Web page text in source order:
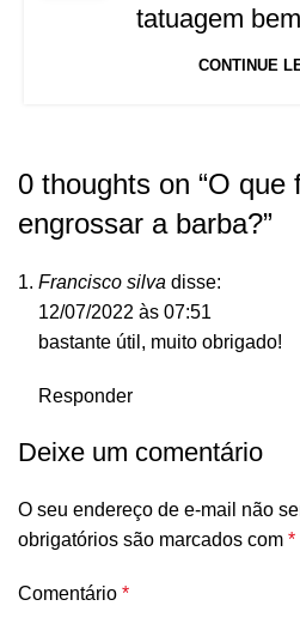
tatuagem
CONTINUE
0 thoughts on “O que
engrossar a barba?”
Francisco silva disse:
12/07/2022 às 07:51
bastante útil, muito obrigado!
Responder
Deixe um comentário
O seu endereço de e-mail não
obrigatórios são marcados com *
Comentário *